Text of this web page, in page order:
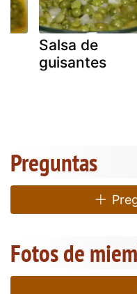
Salsa de
guisantes
Preguntas
Fotos de